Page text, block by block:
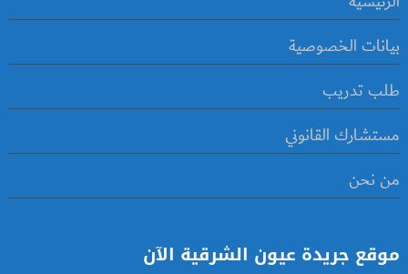
بيانات الخصوصية
طلب تدريب
مستشارك القانوني
من نحن
موقع جريدة عيون الشرقية الآن